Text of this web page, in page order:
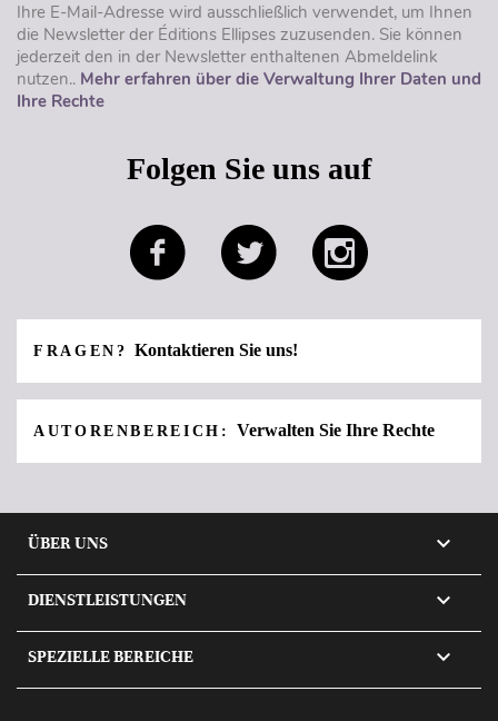
Ihre E-Mail-Adresse wird ausschließlich verwendet, um Ihnen
die Newsletter der Éditions Ellipses zuzusenden. Sie können
jederzeit den in der Newsletter enthaltenen Abmeldelink
nutzen.. Mehr erfahren über die Verwaltung Ihrer Daten und
Ihre Rechte
Folgen Sie uns auf
FRAGEN?Kontaktieren Sie uns!
AUTORENBEREICH: Verwalten Sie Ihre Rechte
ÜBER UNS 
DIENSTLEISTUNGEN 
SPEZIELLE BEREICHE 